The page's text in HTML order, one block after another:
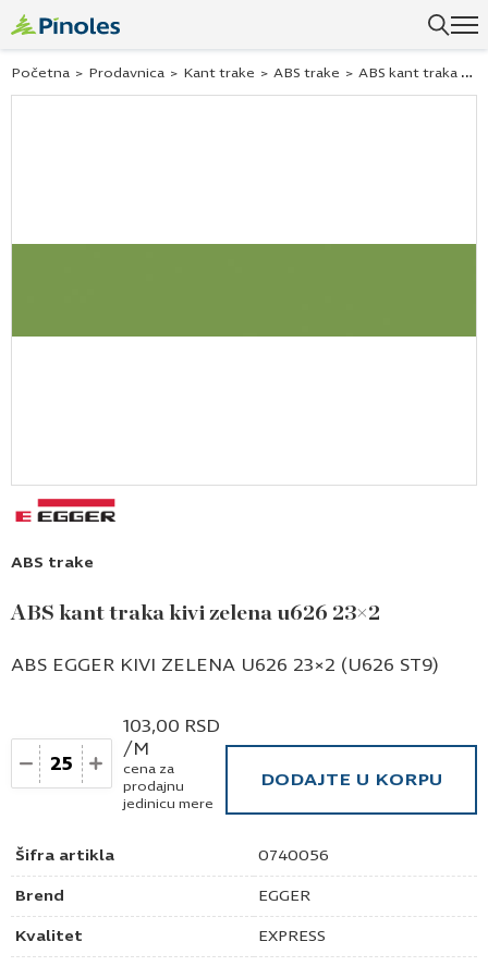
Početna > Prodavnica > Kant trake > ABS trake > ABS kant traka kivi zelena u626 23×2
ABS trake
ABS kant traka kivi zelena u626 23×2
Šifra artikla 0740056
Brend EGGER
Kvalitet EXPRESS
ABS EGGER KIVI ZELENA U626 23×2 (U626 ST9)
Količina
103,00 RSD
/M
cena za
prodajnu
jedinicu mere
DODAJTE U KORPU